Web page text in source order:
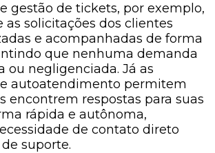
gestão de tickets, por exemplo,
solicitações dos clientes
e acompanhadas de forma
que nenhuma demanda
ou negligenciada. Já as
autoatendimento permitem
encontrem respostas para suas
rápida e autônoma,
de contato direto
suporte.